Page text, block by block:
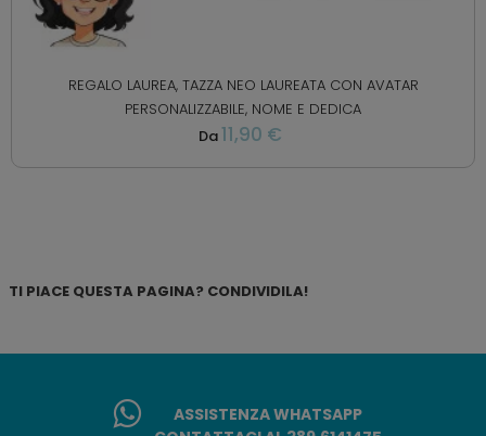
REGALO LAUREA, TAZZA NEO LAUREATA CON AVATAR
PERSONALIZZABILE, NOME E DEDICA
Da11,90 €
TI PIACE QUESTA PAGINA? CONDIVIDILA!
ASSISTENZA WHATSAPP